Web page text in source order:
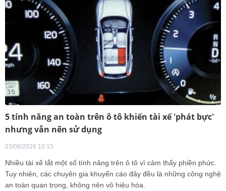
5 tính năng an toàn trên ô tô khiến tài xế 'phát bực'
nhưng vẫn nên sử dụng
03/08/2026 10:15
Nhiều tài xế tắt một số tính năng trên ô tô vì cảm thấy phiền phức.
Tuy nhiên, các chuyên gia khuyến cáo đây đều là những công nghệ
an toàn quan trọng, không nên vô hiệu hóa.